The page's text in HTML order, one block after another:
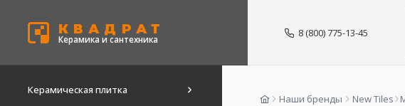
КВАДРАТ
Керамика и сантехника
8 (800) 775-13-45
Керамическая плитка
Наши бренды New Tiles